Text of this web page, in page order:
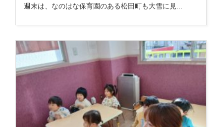
週末は、なのはな保育園のある松田町も大雪に見...